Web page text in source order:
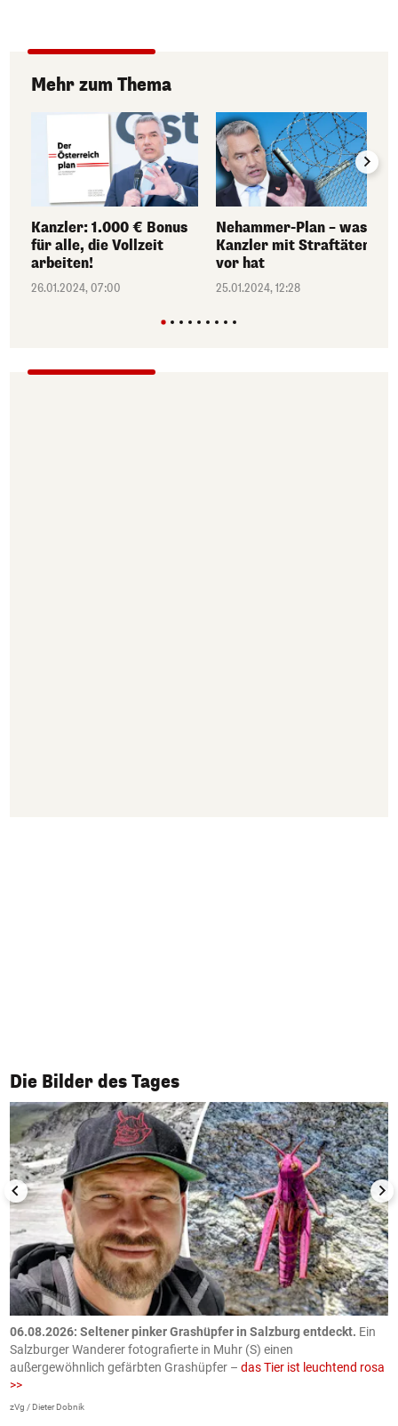
Mehr zum Thema
Kanzler: 1.000 € Bonus
für alle, die Vollzeit
arbeiten!
26.01.2024, 07:00
Nehammer-Plan – was
Kanzler mit Straftätern
vor hat
25.01.2024, 12:28
Die Bilder des Tages
1/50
06.08.2026: Seltener pinker Grashüpfer in Salzburg entdeckt. Ein
Salzburger Wanderer fotografierte in Muhr (S) einen
außergewöhnlich gefärbten Grashüpfer – das Tier ist leuchtend rosa
>>
zVg / Dieter Dobnik